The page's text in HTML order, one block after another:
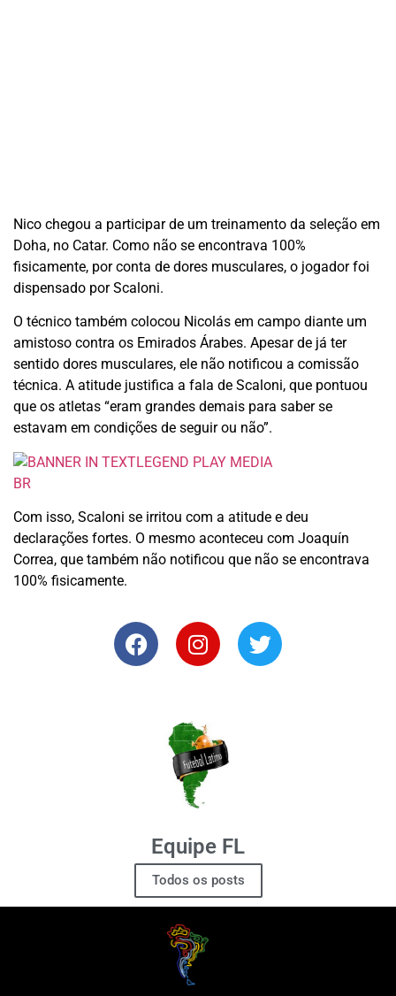
Nico chegou a participar de um treinamento da seleção em
Doha, no Catar. Como não se encontrava 100%
fisicamente, por conta de dores musculares, o jogador foi
dispensado por Scaloni.
O técnico também colocou Nicolás em campo diante um
amistoso contra os Emirados Árabes. Apesar de já ter
sentido dores musculares, ele não notificou a comissão
técnica. A atitude justifica a fala de Scaloni, que pontuou
que os atletas “eram grandes demais para saber se
estavam em condições de seguir ou não”.
Com isso, Scaloni se irritou com a atitude e deu
declarações fortes. O mesmo aconteceu com Joaquín
Correa, que também não notificou que não se encontrava
100% fisicamente.
Equipe FL
Todos os posts